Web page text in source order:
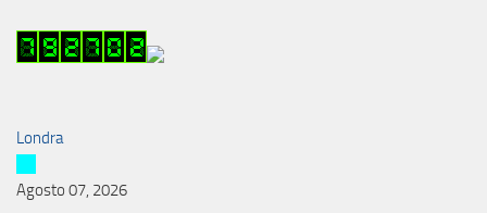
Londra
Agosto 07, 2026